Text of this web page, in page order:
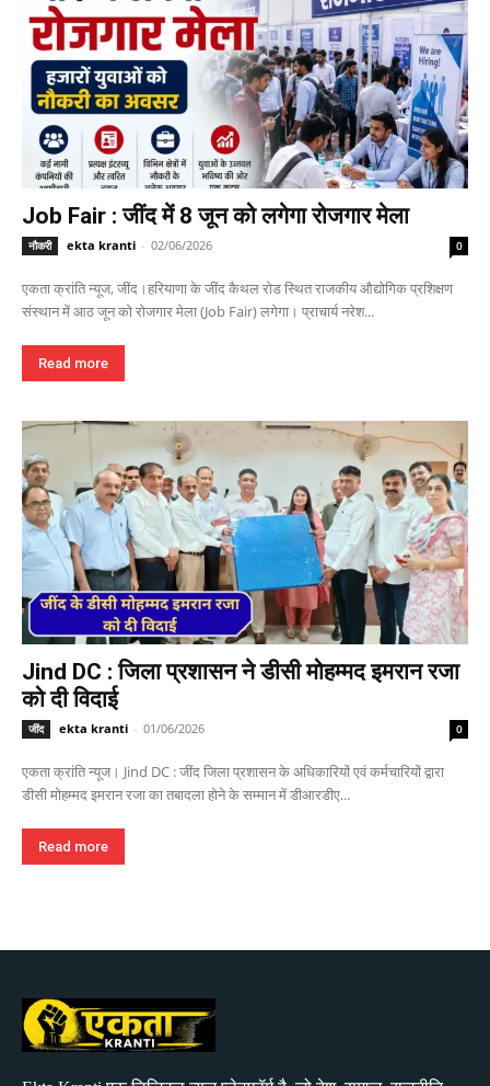
Job Fair : जींद में 8 जून को लगेगा रोजगार मेला
नौकरी ekta kranti - 02/06/2026 0
एकता क्रांति न्यूज, जींद।हरियाणा के जींद कैथल रोड स्थित राजकीय औद्योगिक प्रशिक्षण
संस्थान में आठ जून को रोजगार मेला (Job Fair) लगेगा। प्राचार्य नरेश...
Read more
Jind DC : जिला प्रशासन ने डीसी मोहम्मद इमरान रजा
को दी विदाई
जींद ekta kranti - 01/06/2026 0
एकता क्रांति न्यूज। Jind DC : जींद जिला प्रशासन के अधिकारियों एवं कर्मचारियों द्वारा
डीसी मोहम्मद इमरान रजा का तबादला होने के सम्मान में डीआरडीए...
Read more